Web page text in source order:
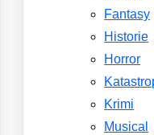
Fantasy
Historie
Horror
Krimi
Musical